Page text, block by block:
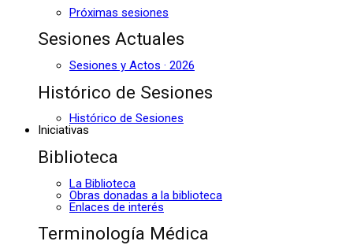
Próximas sesiones
Sesiones Actuales
Sesiones y Actos · 2026
Histórico de Sesiones
Histórico de Sesiones
Iniciativas
Biblioteca
La Biblioteca
Obras donadas a la biblioteca
Enlaces de interés
Terminología Médica